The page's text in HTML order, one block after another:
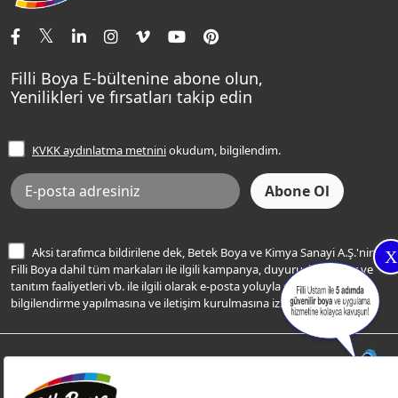
X
Tavan Boyaları
Ev Bakım ve Hobi Boyaları
Yatak Odası Renkleri
Sentomaxx Sentetik Boya
Sentomaxx İpeksi Mat
Momento Life
Şampanya Rengi
Açık Mavi Rengi
Frezya Rengi
İletişim Bilgilerimiz
Renk Danışma
Filli Ustam
Sıkça Sorulan Sorular
Ücretsiz Yalıtım Keşif Hizmeti
Bilgi Toplumu Hizmetleri
İnternet Sitesi Kullanım Koşulları
KVKK Talep Formu
KVKK Aydınlatma Metni
Filli Boya E-bültenine abone olun,
Yenilikleri ve fırsatları takip edin
KVKK aydınlatma metniniokudum, bilgilendim.
Aksi tarafımca bildirilene dek, Betek Boya ve Kimya Sanayi A.Ş.'nin
Filli Boya dahil tüm markaları ile ilgili kampanya, duyuru, hizmetler ve
tanıtım faaliyetleri vb. ile ilgili olarak e-posta yoluyla şahsıma
bilgilendirme yapılmasına ve iletişim kurulmasına izin veriyorum.